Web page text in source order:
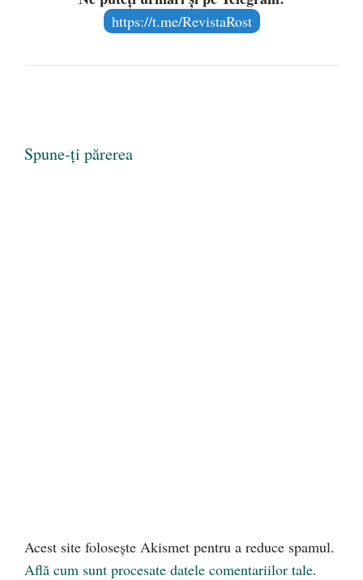
https://t.me/RevistaRost
Spune-ți părerea
Acest site folosește Akismet pentru a reduce spamul.
Află cum sunt procesate datele comentariilor tale.